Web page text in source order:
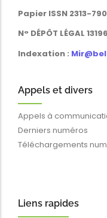
Papier ISSN 2313-
N° DÉPÔT LÉGAL
Indexation : Mir@bel
Appels et divers
Appels à
Derniers numéros
Téléchargements
Liens rapides